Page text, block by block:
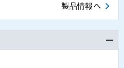
製品情報へ